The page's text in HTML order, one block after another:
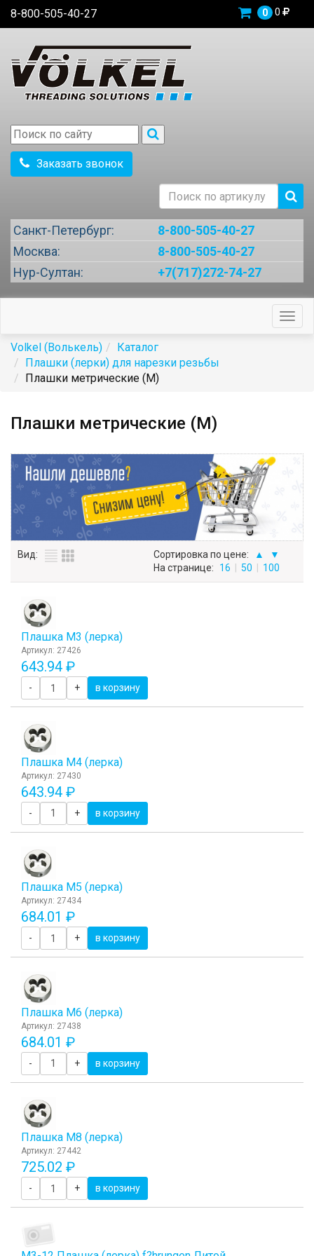
8-800-505-40-27 0 0
Заказать звонок
Санкт-Петербург:
8-800-505-40-27
Москва:
8-800-505-40-27
Нур-Султан:
+7(717)272-74-27
Volkel (Волькель)
Каталог
Плашки (лерки) для нарезки резьбы
Плашки метрические (М)
Плашки метрические (М)
Вид: Сортировка по цене: ▲
▼
На странице:
16 50 100
Плашка М3 (лерка)
Артикул: 27426
643.94 ₽
- + в корзину
Плашка М4 (лерка)
Артикул: 27430
643.94 ₽
- + в корзину
Плашка М5 (лерка)
Артикул: 27434
684.01 ₽
- + в корзину
Плашка М6 (лерка)
Артикул: 27438
684.01 ₽
- + в корзину
Плашка М8 (лерка)
Артикул: 27442
725.02 ₽
- + в корзину